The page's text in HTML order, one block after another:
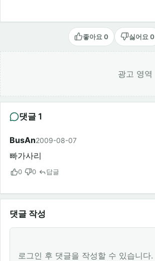
좋아요 0 싫어요 0
광고 영역
댓글 1
BusAn2009-08-07
빠가사리
0 0 답글
댓글 작성
로그인 후 댓글을 작성할 수 있습니다.